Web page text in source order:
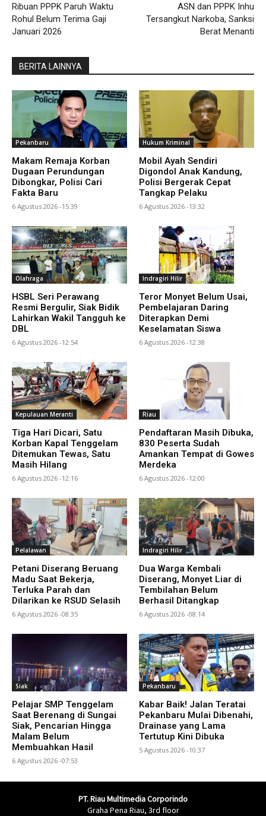
Ribuan PPPK Paruh Waktu
Rohul Belum Terima Gaji
Januari 2026
ASN dan PPPK Inhu
Tersangkut Narkoba, Sanksi
Berat Menanti
BERITA LAINNYA
Pekanbaru
Makam Remaja Korban
Dugaan Perundungan
Dibongkar, Polisi Cari
Fakta Baru
6 Agustus 2026 -15:39
Hukum Kriminal
Mobil Ayah Sendiri
Digondol Anak Kandung,
Polisi Bergerak Cepat
Tangkap Pelaku
6 Agustus 2026 -13:32
Olahraga
HSBL Seri Perawang
Resmi Bergulir, Siak Bidik
Lahirkan Wakil Tangguh ke
DBL
6 Agustus 2026 -12:54
Indragiri Hilir
Teror Monyet Belum Usai,
Pembelajaran Daring
Diterapkan Demi
Keselamatan Siswa
6 Agustus 2026 -12:38
Kepulauan Meranti
Tiga Hari Dicari, Satu
Korban Kapal Tenggelam
Ditemukan Tewas, Satu
Masih Hilang
6 Agustus 2026 -12:16
Riau
Pendaftaran Masih Dibuka,
830 Peserta Sudah
Amankan Tempat di Gowes
Merdeka
6 Agustus 2026 -12:00
Pelalawan
Petani Diserang Beruang
Madu Saat Bekerja,
Terluka Parah dan
Dilarikan ke RSUD Selasih
6 Agustus 2026 -08:35
Indragiri Hilir
Dua Warga Kembali
Diserang, Monyet Liar di
Tembilahan Belum
Berhasil Ditangkap
6 Agustus 2026 -08:14
Siak
Pelajar SMP Tenggelam
Saat Berenang di Sungai
Siak, Pencarian Hingga
Malam Belum
Membuahkan Hasil
6 Agustus 2026 -07:53
Pekanbaru
Kabar Baik! Jalan Teratai
Pekanbaru Mulai Dibenahi,
Drainase yang Lama
Tertutup Kini Dibuka
5 Agustus 2026 -10:37
PT. Riau Multimedia Corporindo
Graha Pena Riau, 3rd floor